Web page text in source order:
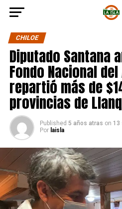
CHILOE
Diputado Santana
Fondo Nacional
repartió más de
provincias de
Published 5 años atras on 13
Por laisla